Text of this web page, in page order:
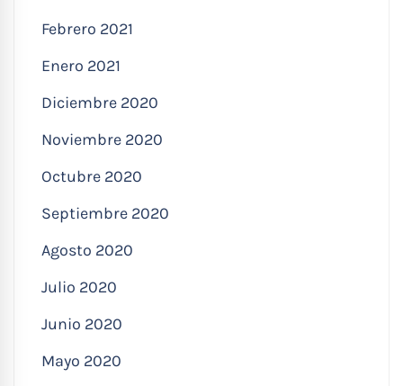
Febrero 2021
Enero 2021
Diciembre 2020
Noviembre 2020
Octubre 2020
Septiembre 2020
Agosto 2020
Julio 2020
Junio 2020
Mayo 2020